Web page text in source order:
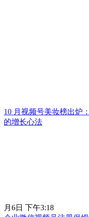
10 月视频号美妆榜出炉
的增长心法
月6日 下午3:18